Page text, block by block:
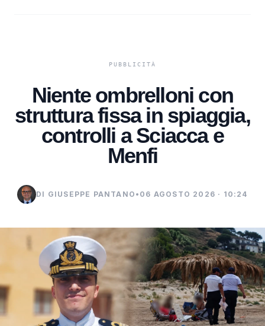
Niente ombrelloni con
struttura fissa in spiaggia,
controlli a Sciacca e
Menfi
DI GIUSEPPE PANTANO • 06 AGOSTO 2026 · 10:24